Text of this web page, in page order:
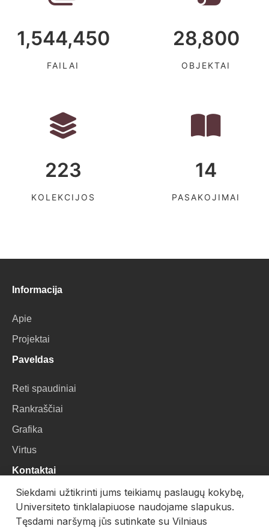
1,544,450
FAILAI
28,800
OBJEKTAI
223
KOLEKCIJOS
14
PASAKOJIMAI
Informacija
Apie
Projektai
Paveldas
Reti spaudiniai
Rankraščiai
Grafika
Virtus
Kontaktai
VU Biblioteka
Universiteto g. 3, LT-01122, Vilnius
Siekdami užtikrinti jums teikiamų paslaugų kokybę,
Universiteto tinklalapiuose naudojame slapukus.
Tęsdami naršymą jūs sutinkate su Vilniaus